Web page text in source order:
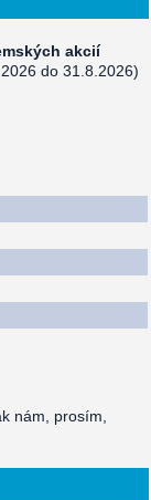
akcií
do 31.8.2026)
nám, prosím,